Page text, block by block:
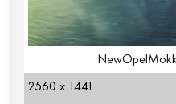
2560 x 1441